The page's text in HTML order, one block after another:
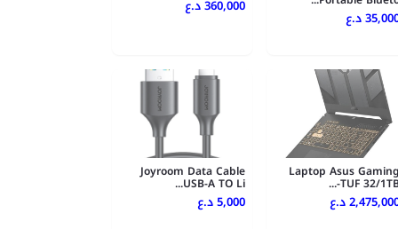
د.ع
360,000 د.ع
Laptop Asus Gaming
TUF 32/1TB-
د.ع
Joyroom Data Cable
USB-A TO Li...
5,000 د.ع